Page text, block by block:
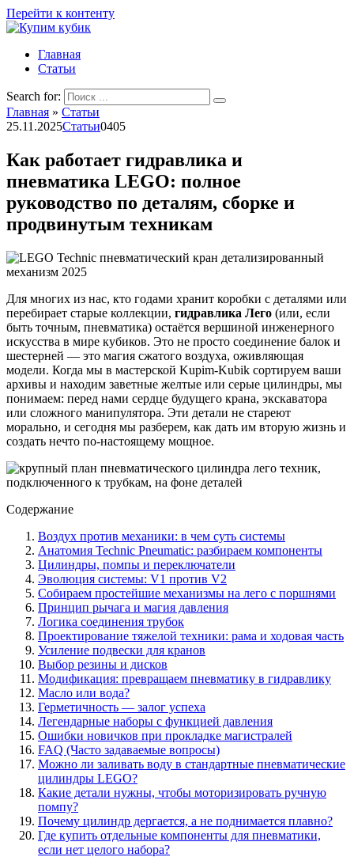
Перейти к контенту
Главная
Статьи
Search for:
Главная » Статьи
25.11.2025Статьи0405
Как работает гидравлика и
пневматика LEGO: полное
руководство по деталям, сборке и
продвинутым техникам
Для многих из нас, кто годами хранит коробки с деталями или
перебирает старые коллекции, гидравлика Лего (или, если
быть точным, пневматика) остаётся вершиной инженерного
искусства в мире кубиков. Это не просто соединение балок и
шестерней — это магия сжатого воздуха, оживляющая
модели. Когда мы в мастерской Kupim-Kubik сортируем ваши
архивы и находим заветные желтые или серые цилиндры, мы
понимаем: перед нами сердце будущего крана, экскаватора
или сложного манипулятора. Эти детали не стареют
морально, и сегодня мы разберем, как дать им вторую жизнь и
создать нечто по-настоящему мощное.
Содержание
Воздух против механики: в чем суть системы
Анатомия Technic Pneumatic: разбираем компоненты
Цилиндры, помпы и переключатели
Эволюция системы: V1 против V2
Собираем простейшие механизмы на лего с поршнями
Принцип рычага и магия давления
Логика соединения трубок
Проектирование тяжелой техники: рама и ходовая часть
Усиление подвески для кранов
Выбор резины и дисков
Модификация: превращаем пневматику в гидравлику
Масло или вода?
Герметичность — залог успеха
Легендарные наборы с функцией давления
Ошибки новичков при прокладке магистралей
FAQ (Часто задаваемые вопросы)
Можно ли заливать воду в стандартные пневматические
цилиндры LEGO?
Какие детали нужны, чтобы моторизировать ручную
помпу?
Почему цилиндр дергается, а не поднимается плавно?
Где купить отдельные компоненты для пневматики,
если нет целого набора?